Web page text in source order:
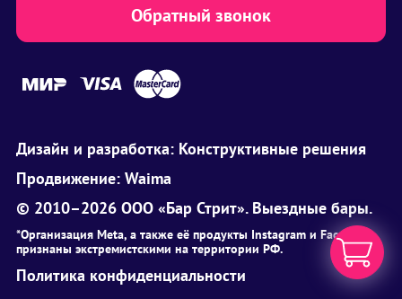
Обратный звонок
Дизайн и разработка: Конструктивные решения
Продвижение: Waima
© 2010–2026 ООО «Бар Стрит». Выездные бары.
*Организация Meta, а также её продукты Instagram и Facebook
признаны экстремистскими на территории РФ.
Политика конфиденциальности